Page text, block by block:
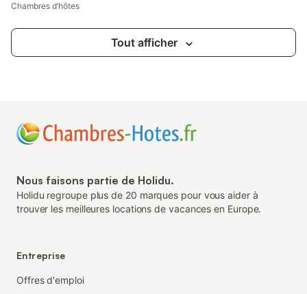
Chambres d’hôtes
Tout afficher
Nous faisons partie de Holidu.
Holidu regroupe plus de 20 marques pour vous aider à
trouver les meilleures locations de vacances en Europe.
Entreprise
Offres d'emploi